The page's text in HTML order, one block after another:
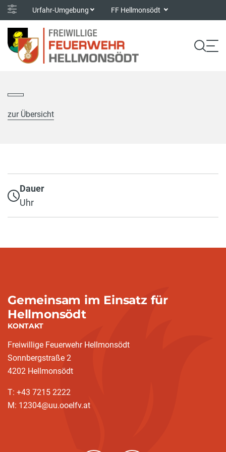
Urfahr-Umgebung FF Hellmonsödt
zur Übersicht
Dauer
Uhr
Gemeinsam im Einsatz für
Hellmonsödt
KONTAKT
Freiwillige Feuerwehr Hellmonsödt
Sonnbergstraße 2
4202 Hellmonsödt
T: +43 7215 2222
M: 12304@uu.ooelfv.at